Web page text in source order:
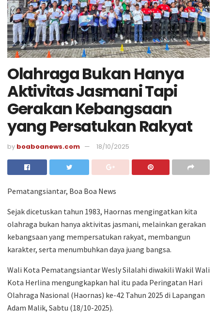
Olahraga Bukan Hanya
Aktivitas Jasmani Tapi
Gerakan Kebangsaan
yang Persatukan Rakyat
by boaboanews.com 18/10/2025
Pematangsiantar, Boa Boa News
Sejak dicetuskan tahun 1983, Haornas mengingatkan kita
olahraga bukan hanya aktivitas jasmani, melainkan gerakan
kebangsaan yang mempersatukan rakyat, membangun
karakter, serta menumbuhkan daya juang bangsa.
Wali Kota Pematangsiantar Wesly Silalahi diwakili Wakil Wali
Kota Herlina mengungkapkan hal itu pada Peringatan Hari
Olahraga Nasional (Haornas) ke-42 Tahun 2025 di Lapangan
Adam Malik, Sabtu (18/10-2025).